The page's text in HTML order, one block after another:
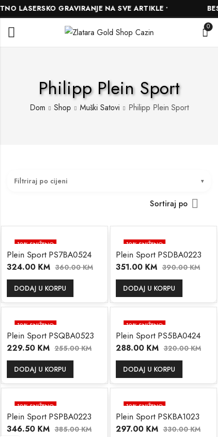
LASERSKO GRAVIRANJE NA SVE ARTIKLE •
0
Philipp Plein Sport
Dom Shop Muški Satovi Philipp Plein Sport
Filtriraj po cijeni
Sortiraj po
10% SNIŽENO
Plein Sport PS7BA0524
324.00 KM 360.00KM
DODAJ U KORPU
10% SNIŽENO
Plein Sport PSDBA0223
351.00 KM 390.00KM
DODAJ U KORPU
10% SNIŽENO
Plein Sport PSQBA0523
229.50 KM 255.00KM
DODAJ U KORPU
10% SNIŽENO
Plein Sport PS5BA0424
288.00 KM 320.00KM
DODAJ U KORPU
10% SNIŽENO
Plein Sport PSPBA0223
346.50 KM 385.00KM
10% SNIŽENO
Plein Sport PSKBA1023
297.00 KM 330.00KM